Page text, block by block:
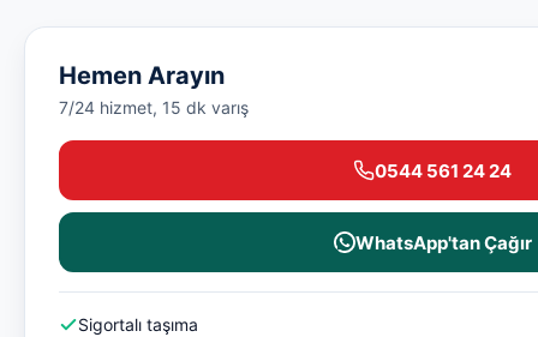
Hemen Arayın
7/24 hizmet, 15 dk varış
0544 561 24 24
WhatsApp'tan Çağır
Sigortalı taşıma